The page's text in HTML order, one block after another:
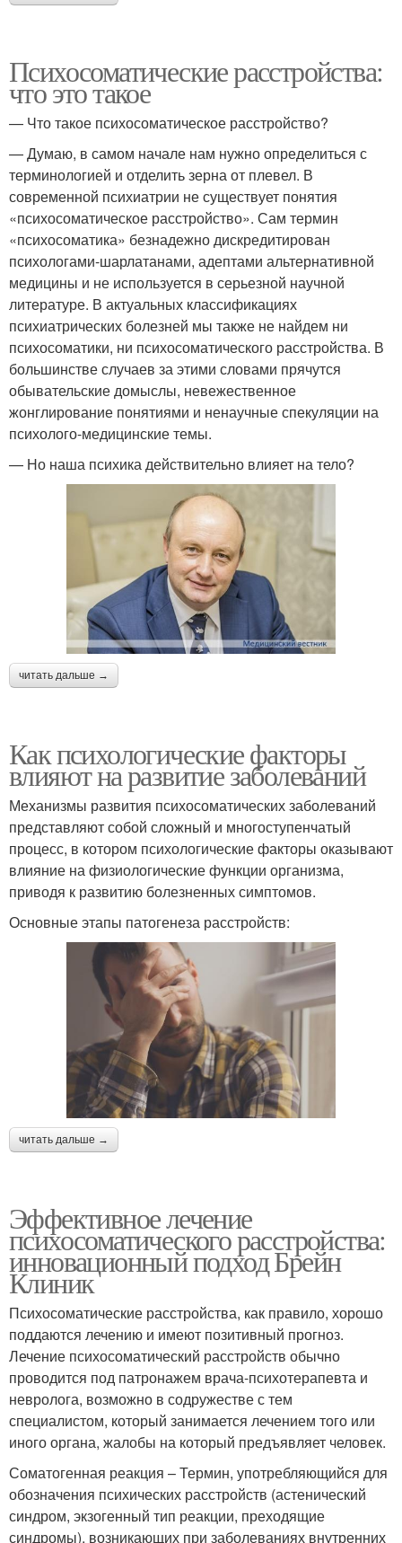
Психосоматические расстройства:
что это такое
— Что такое психосоматическое расстройство?
— Думаю, в самом начале нам нужно определиться с
терминологией и отделить зерна от плевел. В
современной психиатрии не существует понятия
«психосоматическое расстройство». Сам термин
«психосоматика» безнадежно дискредитирован
психологами-шарлатанами, адептами альтернативной
медицины и не используется в серьезной научной
литературе. В актуальных классификациях
психиатрических болезней мы также не найдем ни
психосоматики, ни психосоматического расстройства. В
большинстве случаев за этими словами прячутся
обывательские домыслы, невежественное
жонглирование понятиями и ненаучные спекуляции на
психолого-медицинские темы.
— Но наша психика действительно влияет на тело?
читать дальше →
Как психологические факторы
влияют на развитие заболеваний
Механизмы развития психосоматических заболеваний
представляют собой сложный и многоступенчатый
процесс, в котором психологические факторы оказывают
влияние на физиологические функции организма,
приводя к развитию болезненных симптомов.
Основные этапы патогенеза расстройств:
читать дальше →
Эффективное лечение
психосоматического расстройства:
инновационный подход Брейн
Клиник
Психосоматические расстройства, как правило, хорошо
поддаются лечению и имеют позитивный прогноз.
Лечение психосоматический расстройств обычно
проводится под патронажем врача-психотерапевта и
невролога, возможно в содружестве с тем
специалистом, который занимается лечением того или
иного органа, жалобы на который предъявляет человек.
Соматогенная реакция – Термин, употребляющийся для
обозначения психических расстройств (астенический
синдром, экзогенный тип реакции, преходящие
синдромы), возникающих при заболеваниях внутренних